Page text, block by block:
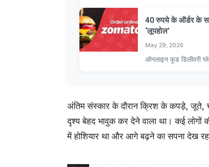
40 रुपये के ऑर्डर के
‘लूपहोल’
May 29, 2026
ऑनलाइन फूड डिलीवरी
अंतिम संस्कार के दौरान क्रिश के कपड़े, जूते,
दृश्य बेहद भावुक कर देने वाला था। कई
में होशियार था और आगे बढ़ने का सपना देख